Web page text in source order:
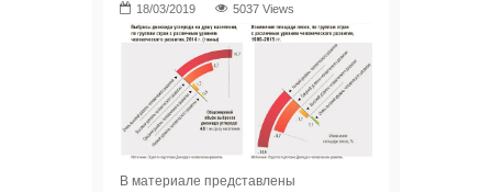
5037 Views
В материале представлены